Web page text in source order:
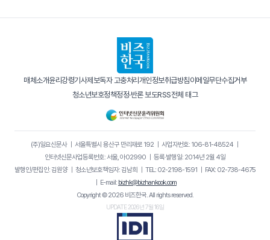
매체소개윤리강령기사제보독자 고충처리 개인정보취급방침이메일무단수집거부
청소년보호정책정정·반론 보도RSS전체 태그
(주)일요신문사｜ 서울특별시 용산구 만리재로 192｜ 사업자번호: 106-81-48524｜
인터넷신문사업등록번호: 서울, 아02990
등록·발행일: 2014년 2월 4일
발행인/편집인: 김원양｜ 청소년보호책임자: 김남희 TEL: 02-2198-1591
FAX: 02-738-4675
E-mail: bizhk@bizhankook.com
Copyright © 2026 비즈한국. All rights reserved.
UPDATE 2026년 7월 16일